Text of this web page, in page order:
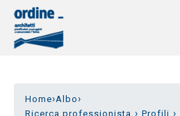
Home›Albo›
Ricerca professionista › Profili ›